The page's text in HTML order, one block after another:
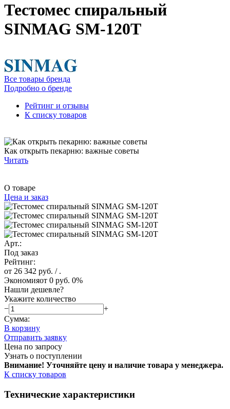
Тестомес спиральный
SINMAG SМ-120Т
Все товары бренда
Подробно о бренде
Рейтинг и отзывы
К списку товаров
Как открыть пекарню: важные советы
Читать
О товаре
Цена и заказ
Арт.:
Под заказ
Рейтинг:
от 26 342 руб. / .
Экономияот 0 руб. 0%
Нашли дешевле?
Укажите количество
−
+
Сумма:
В корзину
Отправить заявку
Цена по запросу
Узнать о поступлении
Внимание! Уточняйте цену и наличие товара у менеджера.
К списку товаров
Технические характеристики